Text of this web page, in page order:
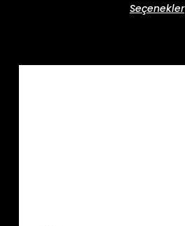
Seçenekler